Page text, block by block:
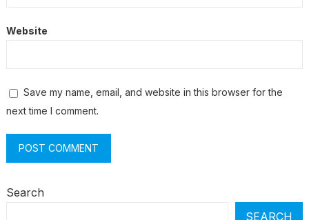
Website
Save my name, email, and website in this browser for the
next time I comment.
Search
SEARCH